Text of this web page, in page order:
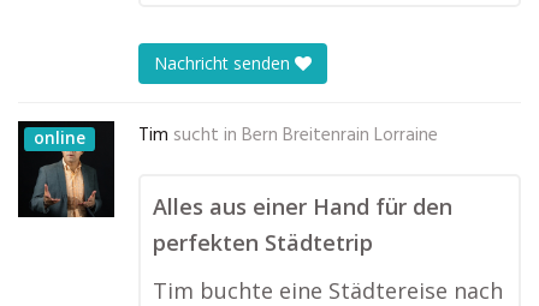
Nachricht senden
online Tim sucht in Bern Breitenrain Lorraine
Alles aus einer Hand für den
perfekten Städtetrip
Tim buchte eine Städtereise nach